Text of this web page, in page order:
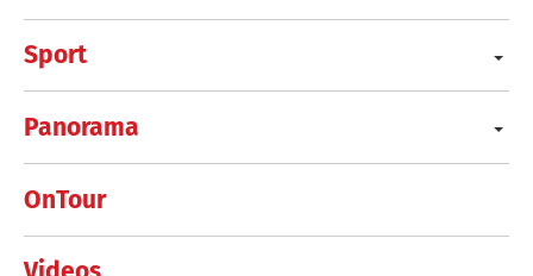
Sport
Panorama
OnTour